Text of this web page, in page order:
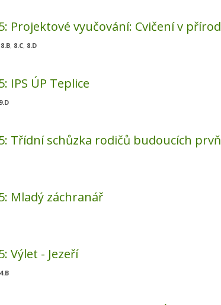
Projektové vyučování: Cvičení v
8.B, 8.C, 8.D
IPS ÚP Teplice
9.D
Třídní schůzka rodičů budoucích
Mladý záchranář
Výlet - Jezeří
4.B